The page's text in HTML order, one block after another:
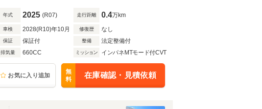
年式 2025 (R07) 走行距離 0.4万km
車検 2028(R10)年10月 修復歴 なし
保証 保証付 整備 法定整備付
排気量 660CC ミッション インパネMTモード付CVT
お気に入り追加
無
料
在庫確認・見積依頼